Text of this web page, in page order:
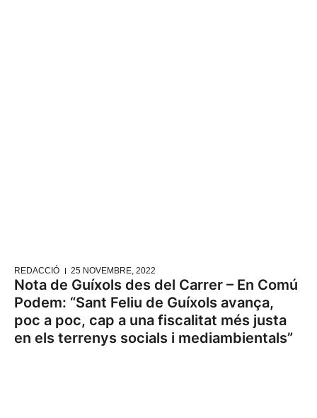
REDACCIÓ 25 NOVEMBRE, 2022
Nota de Guíxols des del Carrer – En Comú
Podem: “Sant Feliu de Guíxols avança,
poc a poc, cap a una fiscalitat més justa
en els terrenys socials i mediambientals”